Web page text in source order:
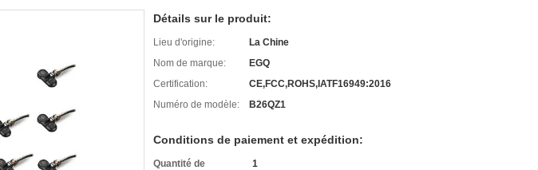
Détails sur le produit:
Lieu d'origine:
La Chine
Nom de marque:
EGQ
Certification:
CE,FCC,ROHS,IATF16949:2016
Numéro de modèle:
B26QZ1
Conditions de paiement et expédition:
Quantité de
1